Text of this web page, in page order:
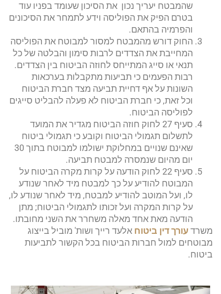
שהמבטח יעריך נכון את הסיכון שעומד בפניו עוד
בטרם הפיק את הפוליסה וידע לתמחר את הסיכונים
והפרמיה בהתאם.
החוק דורש מהמבטח למסור למבוטח את הפוליסה
המחייבת את הצדדים לרבות סימון והבלטה של כל
תנאי או סייג המתייחס לחוזה הביטוח בין הצדדים.
רבות הפעמים כי תביעות מתקבלות בערכאות
השונות על אף דחיית תביעה מצד חברת הביטוח
וכל זאת, כי חברת הביטוח לא פעלה להבליט סייגים
לפוליסה הביטוח.
סעיף 27 לחוק חוזה הביטוח מגדיר את המועד
לתשלום תגמולי הביטוח וקובע כי תגמולי ביטוח
שאינם שנויים במחלוקת ישולמו למבוטח בתוך 30
יום מהיום שנמסרה למבטח תביעה.
סעיף 22 לחוק הודעה על קרות מקרה הביטוח על
המבוטח להודיע על כך למבטח מיד לאחר שנודע
לו, ועל המוטב להודיע למבטח, מיד לאחר שנודע לו,
על קרות המקרה ועל זכותו לתגמולי הביטוח; מתן
הודעה מאת אחד מאלה משחרר את השני מחובתו.
משרדעורך דין ביטוח אלעד רייך ושות' מוביל בייצוג
מבוטחים למול חברות הביטוח בכל הקשור לתביעות
ביטוח.